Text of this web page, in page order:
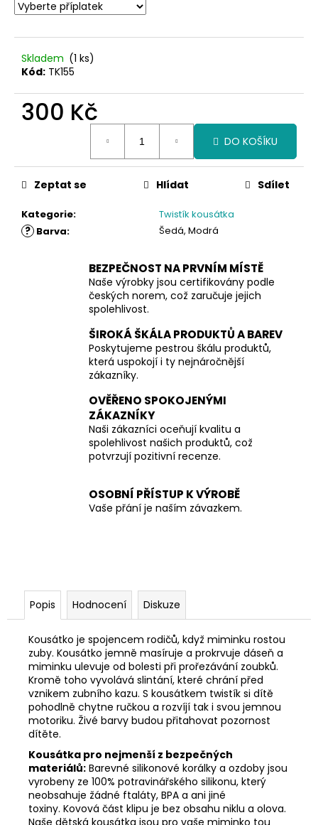
Skladem (1 ks)
Kód: TK155
300 Kč
DO KOŠÍKU
Kategorie: Twistík kousátka
? Barva: Šedá, Modrá
Zeptat se Hlídat Sdílet
BEZPEČNOST NA PRVNÍM MÍSTĚ
Naše výrobky jsou certifikovány podle
českých norem, což zaručuje jejich
spolehlivost.
ŠIROKÁ ŠKÁLA PRODUKTŮ A BAREV
Poskytujeme pestrou škálu produktů,
která uspokojí i ty nejnáročnější
zákazníky.
OVĚŘENO SPOKOJENÝMI
ZÁKAZNÍKY
Naši zákazníci oceňují kvalitu a
spolehlivost našich produktů, což
potvrzují pozitivní recenze.
OSOBNÍ PŘÍSTUP K VÝROBĚ
Vaše přání je naším závazkem.
Popis Hodnocení Diskuze
Kousátko je spojencem rodičů, když miminku rostou
zuby. Kousátko jemně masíruje a prokrvuje dáseň a
miminku ulevuje od bolesti při prořezávání zoubků.
Kromě toho vyvolává slintání, které chrání před
vznikem zubního kazu. S kousátkem twistík si dítě
pohodlně chytne ručkou a rozvíjí tak i svou jemnou
motoriku. Živé barvy budou přitahovat pozornost
dítěte.
Kousátka pro nejmenší z bezpečných
materiálů: Barevné silikonové korálky a ozdoby jsou
vyrobeny ze 100% potravinářského silikonu, který
neobsahuje žádné ftaláty, BPA a ani jiné
toxiny. Kovová část klipu je bez obsahu niklu a olova.